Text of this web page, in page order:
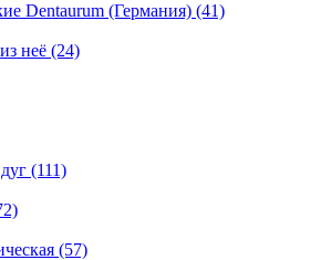
Dentaurum (Германия) (41)
неё (24)
(111)
(57)